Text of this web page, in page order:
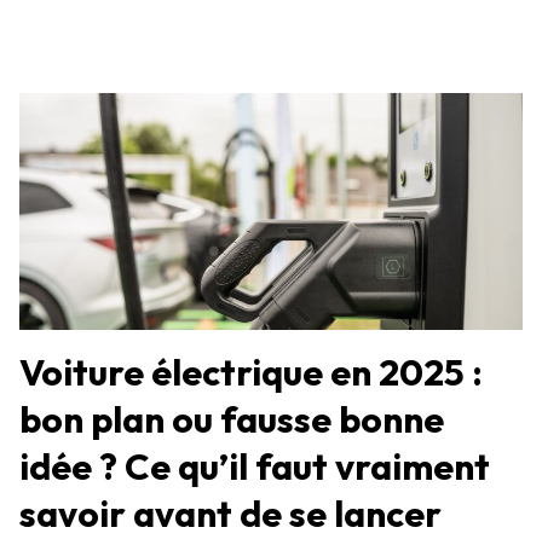
Voiture électrique en 2025 :
bon plan ou fausse bonne
idée ? Ce qu’il faut vraiment
savoir avant de se lancer